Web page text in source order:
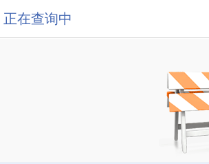
正在查询中